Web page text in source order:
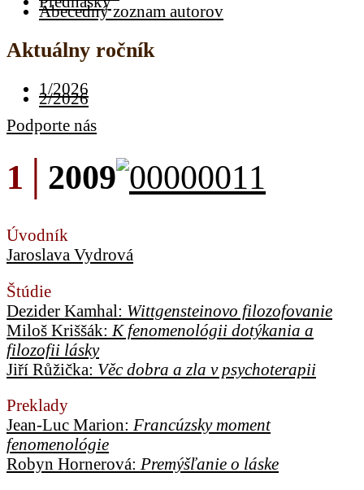
Abecedný zoznam autorov
Aktuálny ročník
1/2026
2/2026
Podporte nás
1│ 2009
Úvodník
Jaroslava Vydrová
Štúdie
Dezider Kamhal: Wittgensteinovo filozofovanie
Miloš Kriššák: K fenomenológii dotýkania a
filozofii lásky
Jiří Růžička: Věc dobra a zla v psychoterapii
Preklady
Jean-Luc Marion: Francúzsky moment
fenomenológie
Robyn Hornerová: Premýšľanie o láske